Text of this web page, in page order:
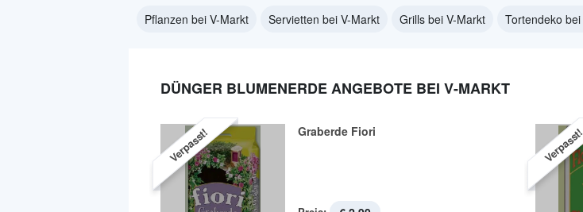
Pflanzen bei V-Markt
Servietten bei V-Markt Grills bei V-Markt Tortendeko
DÜNGER BLUMENERDE ANGEBOTE BEI V-MARKT
Verpasst! Graberde Fiori